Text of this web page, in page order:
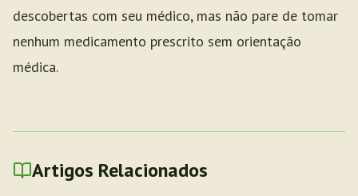
descobertas com seu médico, mas não pare de tomar
nenhum medicamento prescrito sem orientação
médica.
Artigos Relacionados